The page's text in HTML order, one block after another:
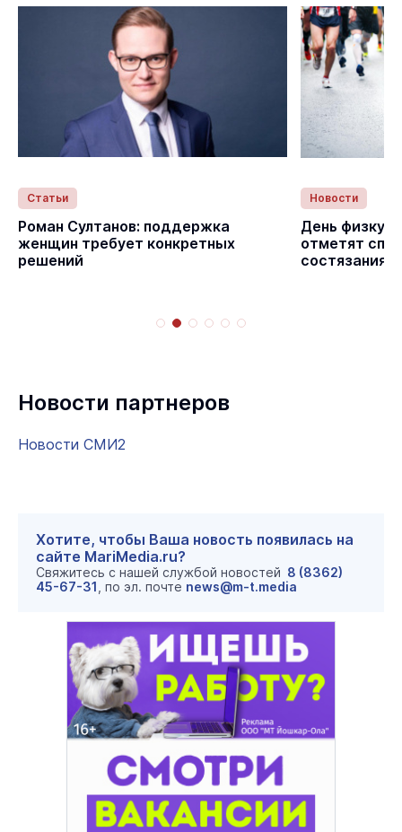
Статьи
Роман Султанов: поддержка
женщин требует конкретных
решений
Новости
День
отметят
Новости партнеров
Новости СМИ2
Хотите, чтобы Ваша новость появилась на
сайте MariMedia.ru?
Свяжитесь с нашей службой новостей 8 (8362)
45-67-31 , по эл. почте news@m-t.media